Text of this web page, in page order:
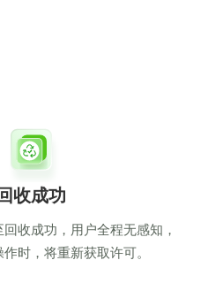
收成功
收成功，用户全程无感知，
时，将重新获取许可。